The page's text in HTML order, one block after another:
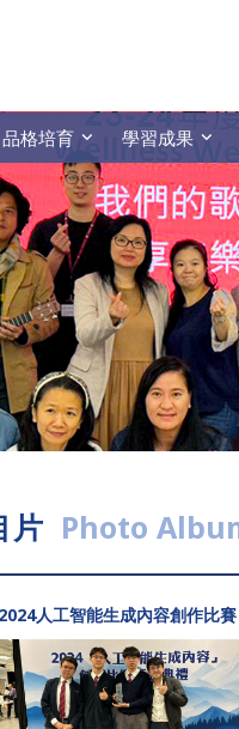
品格培育 學習成果
片 Photo
2024人工智能生成內容創作比賽